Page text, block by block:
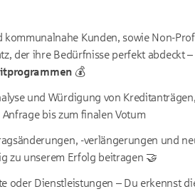
Kunden, sowie Non-
der ihre Bedürfnisse perfekt abdeckt –
💰
und Würdigung von
bis zum finalen Votum
-verlängerungen und
zu unserem Erfolg beitragen 🤝
oder Dienstleistungen – Du erkennst